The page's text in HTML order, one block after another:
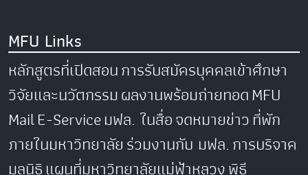
MFU Links
หลักสูตรที่เปิดสอนการรับสมัครบุคคลเข้าศึกษา
วิจัยและนวัตกรรมผลงานพร้อมถ่ายทอดMFU
MailE-Serviceมฟล. ในสื่อจดหมายข่าวที่พัก
ภายในมหาวิทยาลัยร่วมงานกับ มฟล.การบริจาค
มูลนิธิแผนที่มหาวิทยาลัยแม่ฟ้าหลวงพิธี